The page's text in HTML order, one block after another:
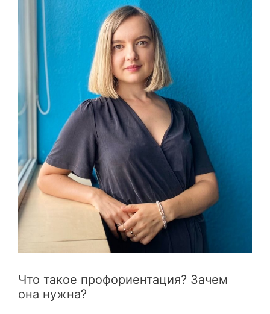
Что такое профориентация? Зачем
она нужна?